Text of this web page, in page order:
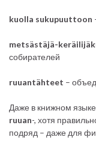
kuolla sukupuuttoon
metsästäjä-
собирателей
ruuantähteet –
Даже в книжном
ruuan-, хотя
подряд – даже для